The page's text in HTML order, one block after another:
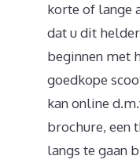
korte of lange
dat u dit
beginnen met
goedkope
kan online
brochure, een
langs te gaan